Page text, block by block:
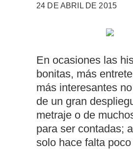
24 DE ABRIL DE 2015
En ocasiones las
bonitas, más
más interesantes
de un gran
metraje o de
para ser contadas;
solo hace falta